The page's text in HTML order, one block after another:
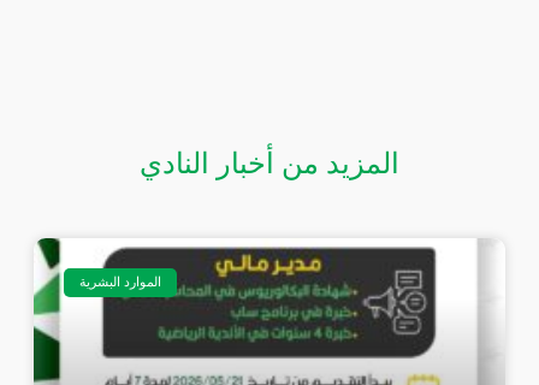
المزيد من أخبار النادي
الموارد البشرية